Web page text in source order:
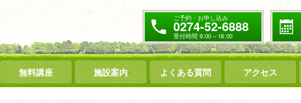
ご予約・お申し込み
0274-52-6888
受付時間 9:00～18:00
無料講座 施設案内 よくある質問 アクセス